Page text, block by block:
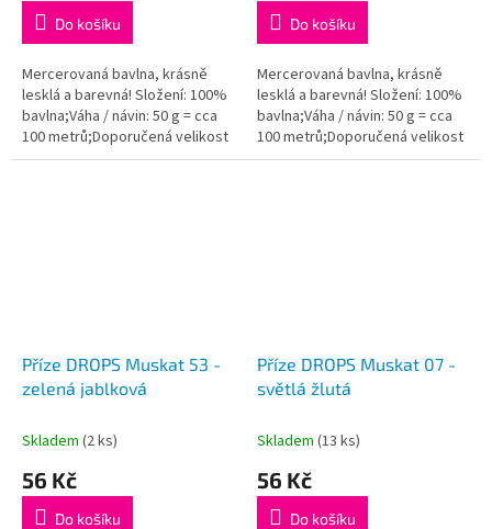
Do košíku
Mercerovaná bavlna, krásně
lesklá a barevná! Složení: 100%
bavlna;Váha / návin: 50 g = cca
100 metrů;Doporučená velikost
jehlic / háčku: 4 mm. Instagram:...
Do košíku
Mercerovaná bavlna, krásně
lesklá a barevná! Složení: 100%
bavlna;Váha / návin: 50 g = cca
100 metrů;Doporučená velikost
jehlic / háčku: 4 mm. Instagram:...
Příze DROPS Muskat 53 -
zelená jablková
Skladem (2 ks)
56 Kč
Do košíku
Příze DROPS Muskat 07 -
světlá žlutá
Skladem (13 ks)
56 Kč
Do košíku